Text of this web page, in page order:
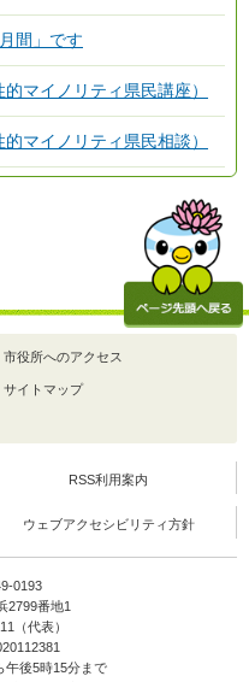
間」です
マイノリティ県民講座）
マイノリティ県民相談）
市役所へのアクセス
サイトマップ
RSS利用案内
ウェブアクセシビリティ方針
0193
2799番地1
（代表）
午後5時15分まで